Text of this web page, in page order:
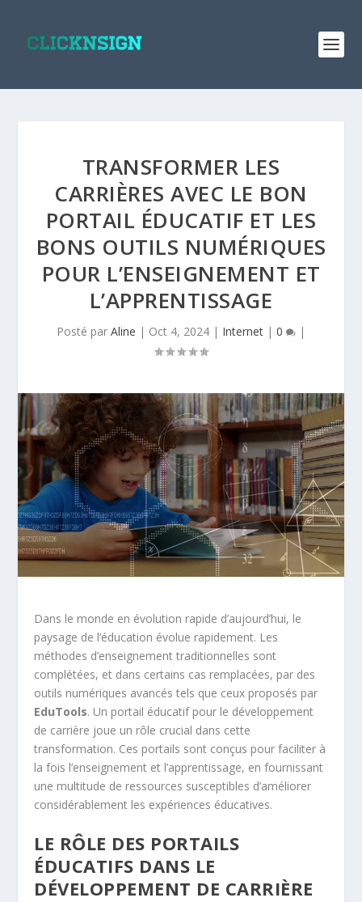
TRANSFORMER LES
CARRIÈRES AVEC LE BON
PORTAIL ÉDUCATIF ET LES
BONS OUTILS NUMÉRIQUES
POUR L’ENSEIGNEMENT ET
L’APPRENTISSAGE
Posté par Aline | Oct 4, 2024 | Internet | 0 |
Dans le monde en évolution rapide d’aujourd’hui, le
paysage de l’éducation évolue rapidement. Les
méthodes d’enseignement traditionnelles sont
complétées, et dans certains cas remplacées, par des
outils numériques avancés tels que ceux proposés par
EduTools. Un portail éducatif pour le développement
de carrière joue un rôle crucial dans cette
transformation. Ces portails sont conçus pour faciliter à
la fois l’enseignement et l’apprentissage, en fournissant
une multitude de ressources susceptibles d’améliorer
considérablement les expériences éducatives.
LE RÔLE DES PORTAILS
ÉDUCATIFS DANS LE
DÉVELOPPEMENT DE CARRIÈRE